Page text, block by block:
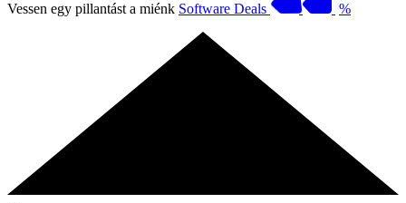
Vessen egy pillantást a miénk Software Deals %